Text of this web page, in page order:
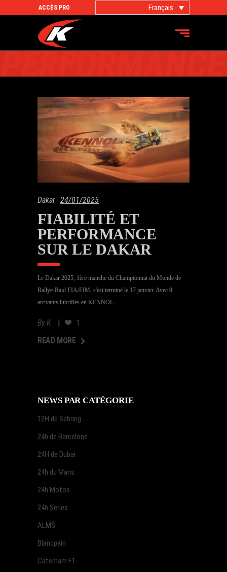
ACCÈS PRO Français
DAKAR
Dakar 24/01/2025
FIABILITÉ ET
PERFORMANCE
SUR LE DAKAR
Le Dakar 2025, 1ère manche du Championnat du Monde de
Rallye-Raid FIA/FIM, s'est terminé le 17 janvier. Avec 9
arrivants lubrifiés en KENNOL.
ByK
1
READ MORE
NEWS PAR CATÉGORIE
12H de Sebring
24h de Barcelone
24H de Dubai
24h du Mans
24h Motos
24h Series
ALMS
Blancpain
Caterham F1